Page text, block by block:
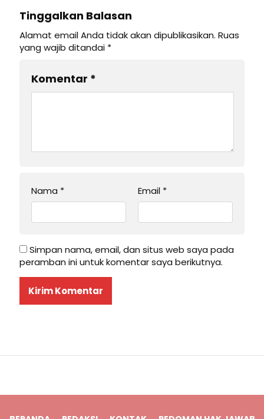
Tinggalkan Balasan
Alamat email Anda tidak akan dipublikasikan. Ruas
yang wajib ditandai *
Komentar *
Nama * Email *
Simpan nama, email, dan situs web saya pada
peramban ini untuk komentar saya berikutnya.